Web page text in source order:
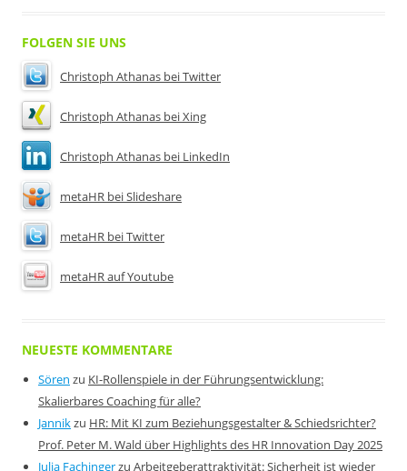
FOLGEN SIE UNS
Christoph Athanas bei Twitter
Christoph Athanas bei Xing
Christoph Athanas bei LinkedIn
metaHR bei Slideshare
metaHR bei Twitter
metaHR auf Youtube
NEUESTE KOMMENTARE
Sören zu KI-Rollenspiele in der Führungsentwicklung:
Skalierbares Coaching für alle?
Jannikzu HR: Mit KI zum Beziehungsgestalter & Schiedsrichter?
Prof. Peter M. Wald über Highlights des HR Innovation Day 2025
Julia Fachingerzu Arbeitgeberattraktivität: Sicherheit ist wieder